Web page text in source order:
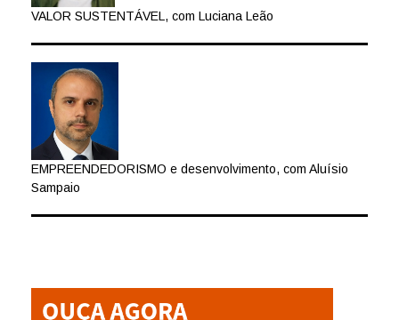
VALOR SUSTENTÁVEL, com Luciana Leão
EMPREENDEDORISMO e desenvolvimento, com Aluísio
Sampaio